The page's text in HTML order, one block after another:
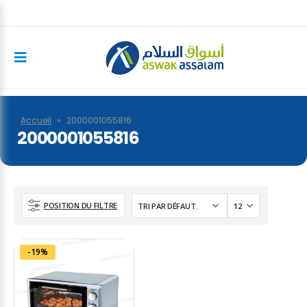
Accueil » 2000001055816
2000001055816
POSITION DU FILTRE
-19%